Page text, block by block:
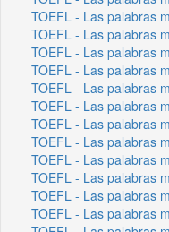
TOEFL - Las palabras
TOEFL - Las palabras
TOEFL - Las palabras
TOEFL - Las palabras
TOEFL - Las palabras
TOEFL - Las palabras
TOEFL - Las palabras
TOEFL - Las palabras
TOEFL - Las palabras
TOEFL - Las palabras
TOEFL - Las palabras
TOEFL - Las palabras